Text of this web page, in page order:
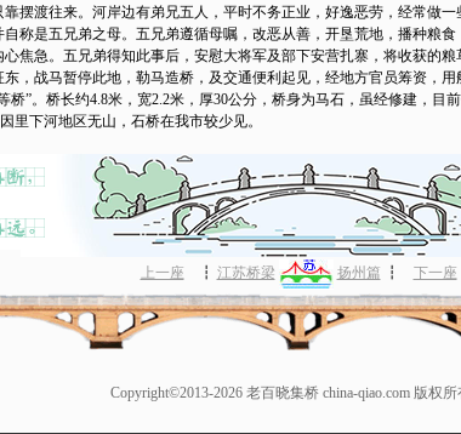
摆渡往来。河岸边有弟兄五人，平时不务正业，好逸恶劳，经常做
称是五兄弟之母。五兄弟遵循母嘱，改恶从善，开垦荒地，播种粮
焦急。五兄弟得知此事后，安慰大将军及部下安营扎寨，将收获的
，战马暂停此地，勒马造桥，及交通便利起见，经地方官员筹资，
桥”。桥长约4.8米，宽2.2米，厚30公分，桥身为马石，虽经修建，目
里下河地区无山，石桥在我市较少见。
上一座 ┇ 江苏桥梁 扬州篇 ┇ 下一座
Copyright©2013-2026 老百晓集桥 china-qiao.com 版权所